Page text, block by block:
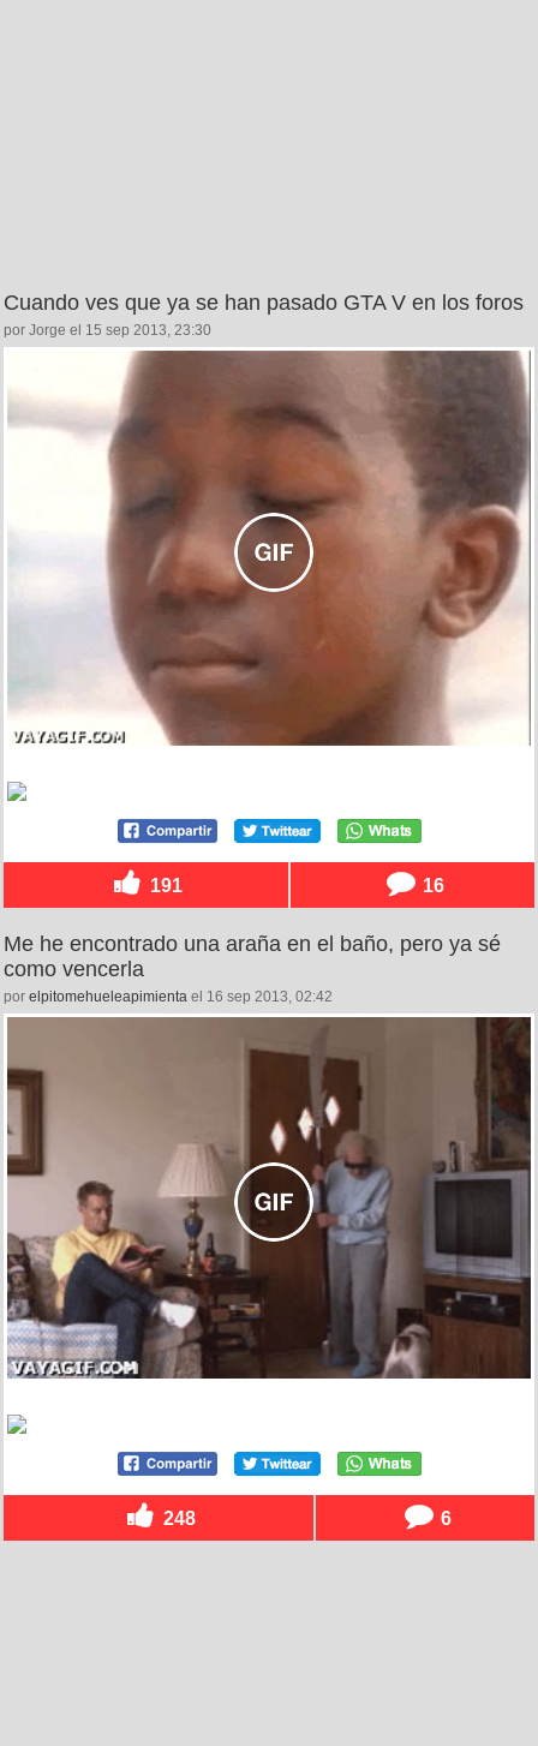
Cuando ves que ya se han pasado GTA V en los foros
por Jorge el 15 sep 2013, 23:30
191 16
Me he encontrado una araña en el baño, pero ya sé
como vencerla
por elpitomehueleapimienta el 16 sep 2013, 02:42
248 6